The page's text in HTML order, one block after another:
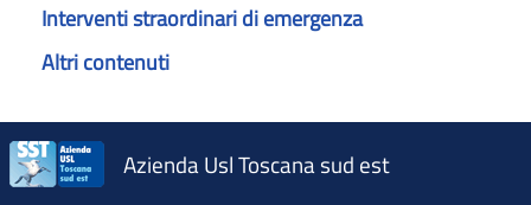
Interventi straordinari di emergenza
Altri contenuti
Azienda Usl Toscana sud est